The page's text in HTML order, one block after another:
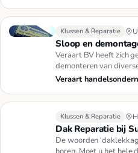
Klussen & Reparatie
Sloop en
Veraart BV heeft zich
demonteren van
tal van grote pro…
Veraart
Klussen & Reparatie
Dak Reparatie bij
De woorden